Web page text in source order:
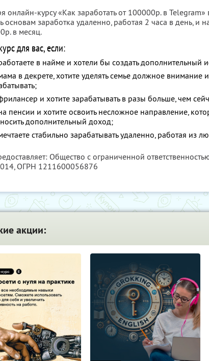
онлайн-курсу «Как заработать от 100000р. в Telegram»
основам заработка удаленно, работая 2 часа в день, и
в месяц.
для вас, если:
в найме и хотели бы создать дополнительный
в декрете, хотите уделять семье должное внимание
и хотите зарабатывать в разы больше, чем
пенсии и хотите освоить несложное направление,
дополнительный доход;
стабильно зарабатывать удаленно, работая из
Общество с ограниченной
, ОГРН 1211600056876
акции: